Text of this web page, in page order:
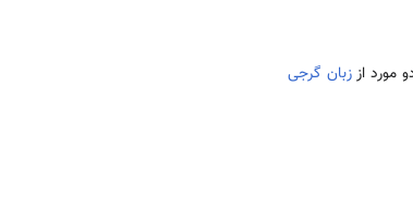
مورد اززبان گرجی